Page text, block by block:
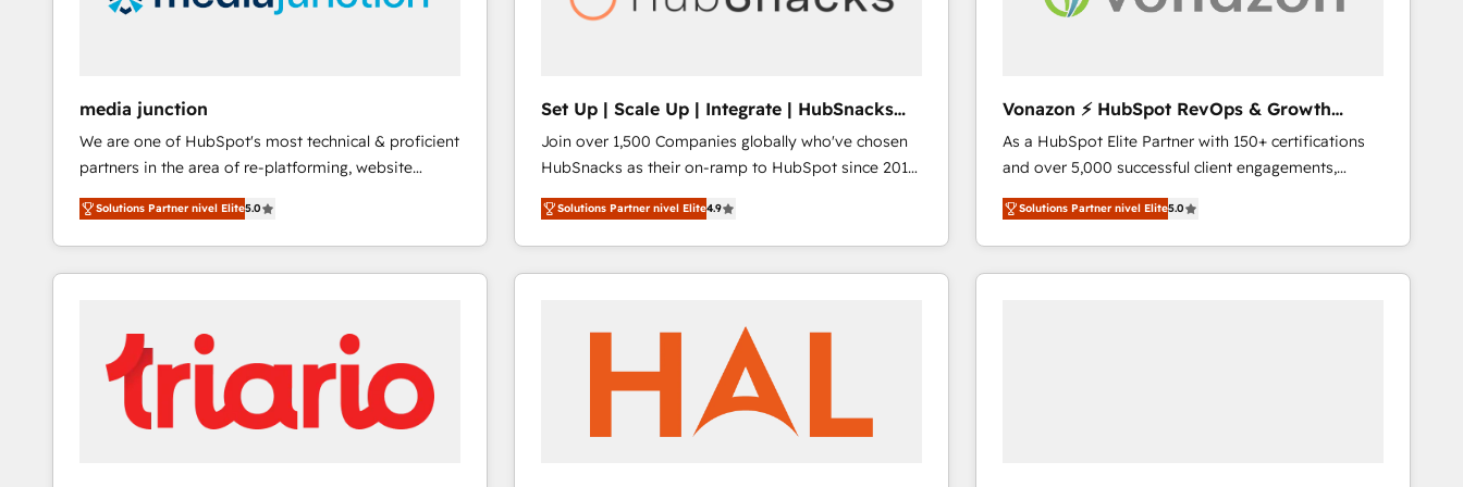
future.” Others agree it is proof of trust built through
media junction
We are one of HubSpot's most technical & proficient
partners in the area of re-platforming, website
design & development. We specialize in multi-hub
implementations for mid-market & enterprise
companies. We are woman-owned, powered by
coffee, and we ❤️ dogs. We produce award-winning
Award 🏆2022 Platform Migration Excellence Impact
Award 🏆2020 Elite Solutions Partner 🏆2019
Integrations HubSpot Impact Award 🏆2019
Marketing Enablement HubSpot Impact Award 🏆
Solutions Partner nivel Elite5.0
Set Up | Scale Up | Integrate | HubSnacks
FlexPlan
Join over 1,500 Companies globally who've chosen
HubSnacks as their on-ramp to HubSpot since 2014
Simple pay-as-you-go plans that accelerate value...
1️⃣ Set Up | Onboarding New or Check-fixing existing
HubSpot portals 2️⃣ Scale Up | 100% HubSpot Task
Execution... Global 24/7 ... All Experts 3️⃣ Integrate |
Slash months from your API Integration project... ⬅️
Click "Contact Business" ⬅️ to access 150+ Kickstart
Integration templates that put HubSpot in the center
of your tech stack, syncing... 🛍️ Shopify or
WooCommerce 💲 Stripe or Paypal 💰 Sage or
Solutions Partner nivel Elite4.9
Vonazon ⚡ HubSpot RevOps & Growth
Strategy Experts
As a HubSpot Elite Partner with 150+ certifications
and over 5,000 successful client engagements,
Vonazon turns marketing complexity into
measurable, scalable growth. From onboarding to
enterprise-grade campaigns, our in-house team
builds scalable strategies that drive long-term
Solutions Partner nivel Elite5.0